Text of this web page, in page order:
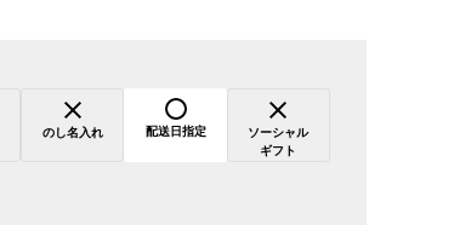
のし名入れ 配送日指定
ソーシャル
ギフト